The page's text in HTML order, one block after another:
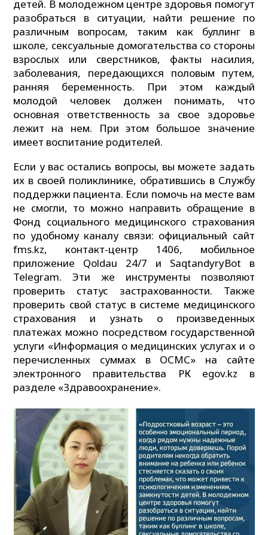
детей. В молодежном центре здоровья помогут
разобраться в ситуации, найти решение по
различным вопросам, таким как буллинг в
школе, сексуальные домогательства со стороны
взрослых или сверстников, факты насилия,
заболевания, передающихся половым путем,
ранняя беременность. При этом каждый
молодой человек должен понимать, что
основная ответственность за свое здоровье
лежит на нем. При этом большое значение
имеет воспитание родителей.
Если у вас остались вопросы, вы можете задать
их в своей поликлинике, обратившись в Службу
поддержки пациента. Если помочь на месте вам
не смогли, то можно направить обращение в
Фонд социального медицинского страхования
по удобному каналу связи: официальный сайт
fms.kz, контакт-центр 1406, мобильное
приложение Qoldau 24/7 и SaqtandyryBot в
Telegram. Эти же инструменты позволяют
проверить статус застрахованности. Также
проверить свой статус в системе медицинского
страхования и узнать о произведенных
платежах можно посредством государственной
услуги «Информация о медицинских услугах и о
перечисленных суммах в ОСМС» на сайте
электронного правительства РК egov.kz в
разделе «Здравоохранение».